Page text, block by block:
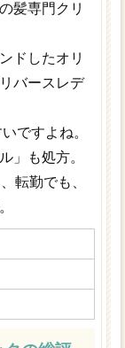
髪専門クリ
ドしたオリ
バースレデ
ですよね。
」も処方。
転勤でも、